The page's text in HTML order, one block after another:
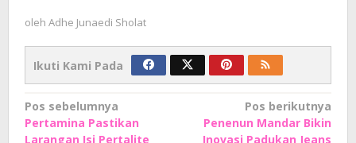
oleh Adhe Junaedi Sholat
Ikuti Kami Pada
Navigasi
pos
Pos sebelumnya
Pertamina Pastikan
Larangan Isi Pertalite
Pos berikutnya
Penenun Mandar Bikin
Inovasi Padukan Jeans